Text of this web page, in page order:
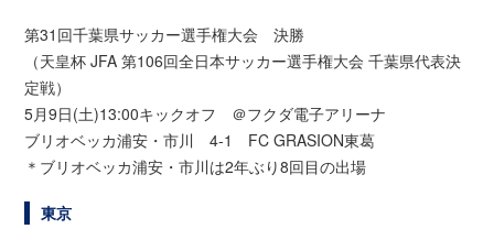
第31回千葉県サッカー選手権大会 決勝
（天皇杯 JFA 第106回全日本サッカー選手権大会 千葉県代表決
定戦）
5月9日(土)13:00キックオフ ＠フクダ電子アリーナ
ブリオベッカ浦安・市川 4-1 FC GRASION東葛
＊ブリオベッカ浦安・市川は2年ぶり8回目の出場
東京